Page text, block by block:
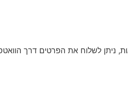
, ניתן לשלוח את הפרטים דרך